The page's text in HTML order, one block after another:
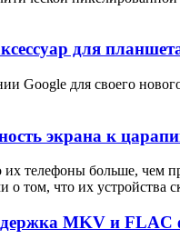
для
Google для своего
экрана к
их телефоны больше,
о том, что их
MKV и FLAC